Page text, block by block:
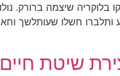
שיצמה ברורק.
ותלברו חשלו שעותלשך
שיטת